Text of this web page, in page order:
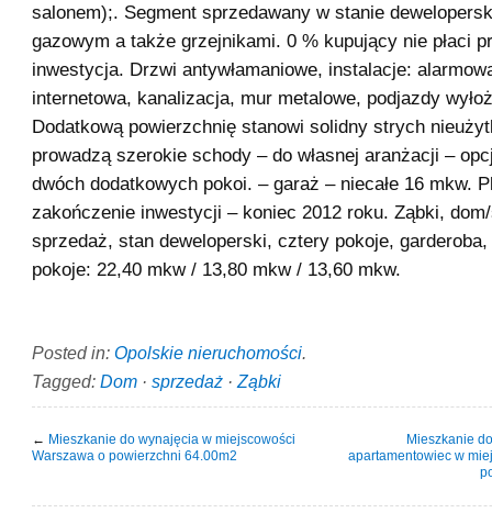
salonem);. Segment sprzedawany w stanie
gazowym a także grzejnikami. 0 % kupujący nie płaci
inwestycja. Drzwi antywłamaniowe, instalacje:
internetowa, kanalizacja, mur metalowe, podjazdy
Dodatkową powierzchnię stanowi solidny strych
prowadzą szerokie schody – do własnej aranżacji –
dwóch dodatkowych pokoi. – garaż – niecałe 16 mkw.
zakończenie inwestycji – koniec 2012 roku. Ząbki,
sprzedaż, stan deweloperski, cztery pokoje,
pokoje: 22,40 mkw / 13,80 mkw / 13,60 mkw.
Posted in: Opolskie nieruchomości.
Tagged: Dom · sprzedaż · Ząbki
← Mieszkanie do wynajęcia w miejscowości
Warszawa o powierzchni 64.00m2
Mieszkanie
apartamentowiec w